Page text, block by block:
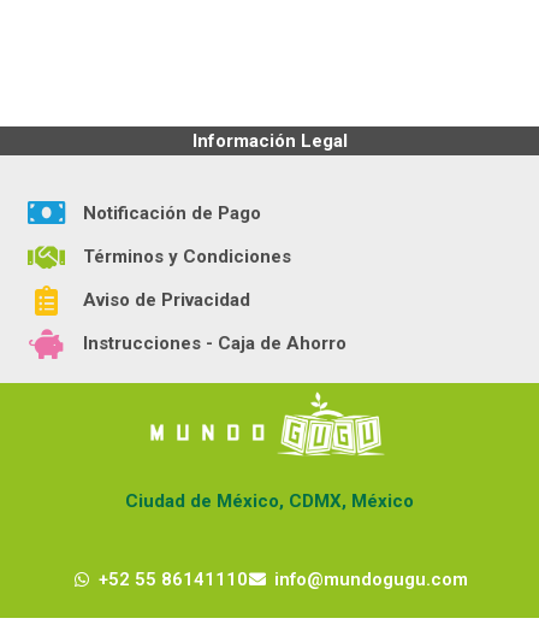
Información Legal
Notificación de Pago
Términos y Condiciones
Aviso de Privacidad
Instrucciones - Caja de Ahorro
Ciudad de México, CDMX, México
+52 55 86141110 info@mundogugu.com